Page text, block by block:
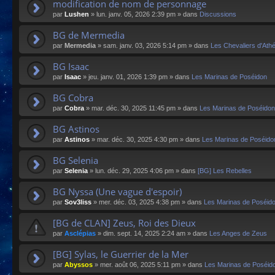
modification de nom de personnage
par Lushen » lun. janv. 05, 2026 2:39 pm » dans Discussions
BG de Mermedia
par Mermedia » sam. janv. 03, 2026 5:14 pm » dans Les Chevaliers
BG Isaac
par Isaac » jeu. janv. 01, 2026 1:39 pm » dans Les Marinas de Poséidon
BG Cobra
par Cobra» mar. déc. 30, 2025 11:45 pm » dans Les Marinas de Poséidon
BG Astinos
par Astinos » mar. déc. 30, 2025 4:30 pm » dans Les Marinas de
BG Selenia
par Selenia» lun. déc. 29, 2025 4:06 pm » dans [BG] Les Rebelles
BG Nyssa (Une vague d'espoir)
par Sov3liss » mer. déc. 03, 2025 4:38 pm » dans Les Marinas de
[BG de CLAN] Zeus, Roi des Dieux
par Asclépias » dim. sept. 14, 2025 2:24 am » dans Les Anges de Zeus
[BG] Sylas, le Guerrier de la Mer
par Abyssos » mer. août 06, 2025 5:11 pm » dans Les Marinas de